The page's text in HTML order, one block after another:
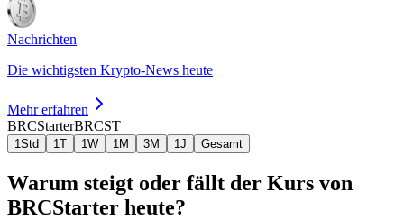
Nachrichten
Die wichtigsten Krypto-News heute
Mehr erfahren
BRCStarterBRCST
1Std 1T 1W 1M 3M 1J Gesamt
Warum steigt oder fällt der Kurs von
BRCStarter heute?